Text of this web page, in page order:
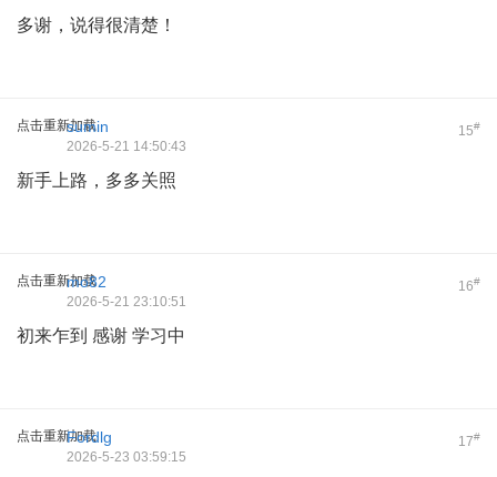
多谢，说得很清楚！
点击重新加载 15#
sumin
2026-5-21 14:50:43
新手上路，多多关照
点击重新加载 16#
mo82
2026-5-21 23:10:51
初来乍到 感谢 学习中
点击重新加载 17#
Fordlg
2026-5-23 03:59:15